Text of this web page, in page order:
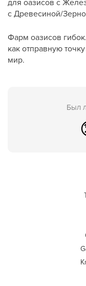
с Древесиной/
Фарм оазисов
как отправную
мир.
Был